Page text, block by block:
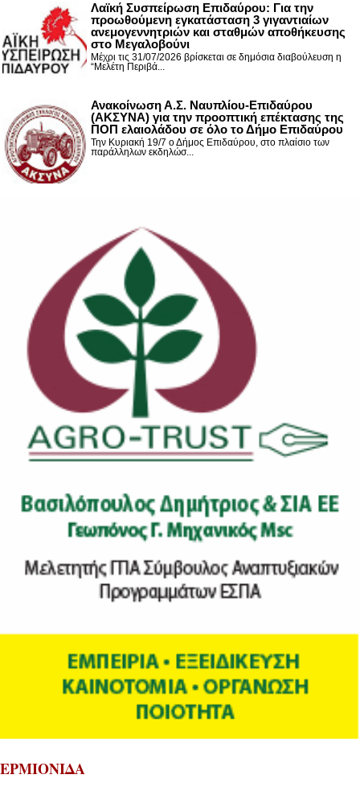
Λαϊκή Συσπείρωση Επιδαύρου: Για την
προωθούμενη εγκατάσταση 3 γιγαντιαίων
ανεμογεννητριών και σταθμών αποθήκευσης
στο Μεγαλοβούνι
Μέχρι τις 31/07/2026 βρίσκεται σε δημόσια διαβούλευση η
“Μελέτη Περιβά...
Ανακοίνωση Α.Σ. Ναυπλίου-Επιδαύρου
(ΑΚΣΥΝΑ) για την προοπτική επέκτασης της
ΠΟΠ ελαιολάδου σε όλο το Δήμο Επιδαύρου
Την Κυριακή 19/7 ο Δήμος Επιδαύρου, στο πλαίσιο των
παράλληλων εκδηλώσ...
ΕΡΜΙΟΝΙΔΑ